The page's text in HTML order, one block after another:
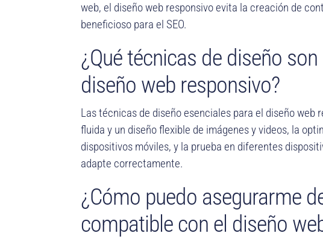
web, el diseño web responsivo evita la creación de
beneficioso para el SEO.
¿Qué técnicas de diseño son
diseño web responsivo?
Las técnicas de diseño esenciales para el diseño web
fluida y un diseño flexible de imágenes y videos, la
dispositivos móviles, y la prueba en diferentes
adapte correctamente.
¿Cómo puedo asegurarme
compatible con el diseño